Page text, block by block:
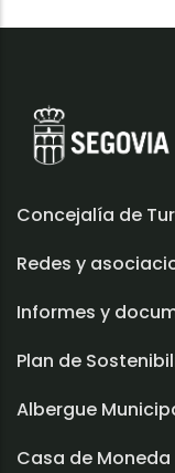
Concejalía de
Redes y
Informes y
Plan de
Albergue
Casa de Moneda